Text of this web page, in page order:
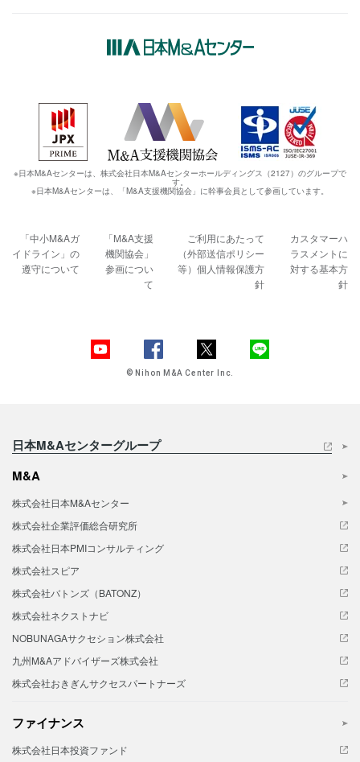
※日本M&Aセンターは、株式会社日本M&Aセンターホールディングス（2127）のグループで
す。
※日本M&Aセンターは、「M&A支援機関協会」に幹事会員として参画しています。
「中小M&Aガ
イドライン」の
遵守について
「M&A支援
機関協会」
参画につい
て
ご利用にあたって
（外部送信ポリシー
等）個人情報保護方
針
カスタマーハ
ラスメントに
対する基本方
針
© Nihon M&A Center Inc.
日本M&Aセンターグループ
M&A
株式会社日本M&Aセンター
株式会社企業評価総合研究所
株式会社日本PMIコンサルティング
株式会社スピア
株式会社バトンズ（BATONZ）
株式会社ネクストナビ
NOBUNAGAサクセション株式会社
九州M&Aアドバイザーズ株式会社
株式会社おきぎんサクセスパートナーズ
ファイナンス
株式会社日本投資ファンド